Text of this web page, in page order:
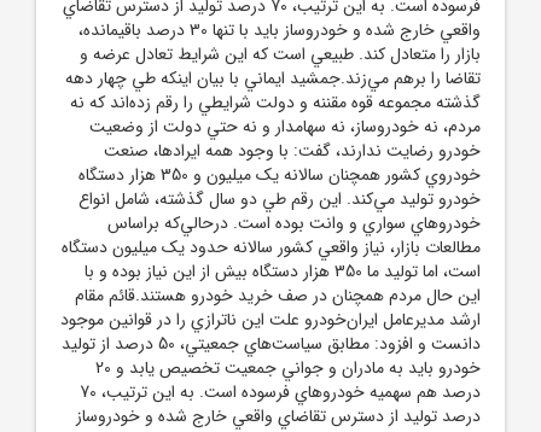
فرسوده است. به اين ترتيب، 70 درصد توليد از دسترس تقاضاي
واقعي خارج شده و خودروساز بايد با تنها 30 درصد باقيمانده،
بازار را متعادل کند. طبيعي است که اين شرايط تعادل عرضه و
تقاضا را برهم مي‌زند.جمشيد ايماني با بيان اينکه طي چهار دهه
گذشته مجموعه قوه مقننه و دولت شرايطي را رقم زده‌اند که نه
مردم، نه خودروساز، نه سهامدار و نه حتي دولت از وضعيت
خودرو رضايت ندارند، گفت: با وجود همه ايرادها، صنعت
خودروي کشور همچنان سالانه يک ميليون و 350 هزار دستگاه
خودرو توليد مي‌کند. اين رقم طي دو سال گذشته، شامل انواع
خودروهاي سواري و وانت بوده است. درحالي‌که براساس
مطالعات بازار، نياز واقعي کشور سالانه حدود يک ميليون دستگاه
است، اما توليد ما 350 هزار دستگاه بيش از اين نياز بوده و با
اين حال مردم همچنان در صف خريد خودرو هستند.قائم مقام
ارشد مديرعامل ايران‌خودرو علت اين ناترازي را در قوانين موجود
دانست و افزود: مطابق سياست‌هاي جمعيتي، 50 درصد از توليد
خودرو بايد به مادران و جواني جمعيت تخصيص يابد و 20
درصد هم سهميه خودروهاي فرسوده است. به اين ترتيب، 70
درصد توليد از دسترس تقاضاي واقعي خارج شده و خودروساز